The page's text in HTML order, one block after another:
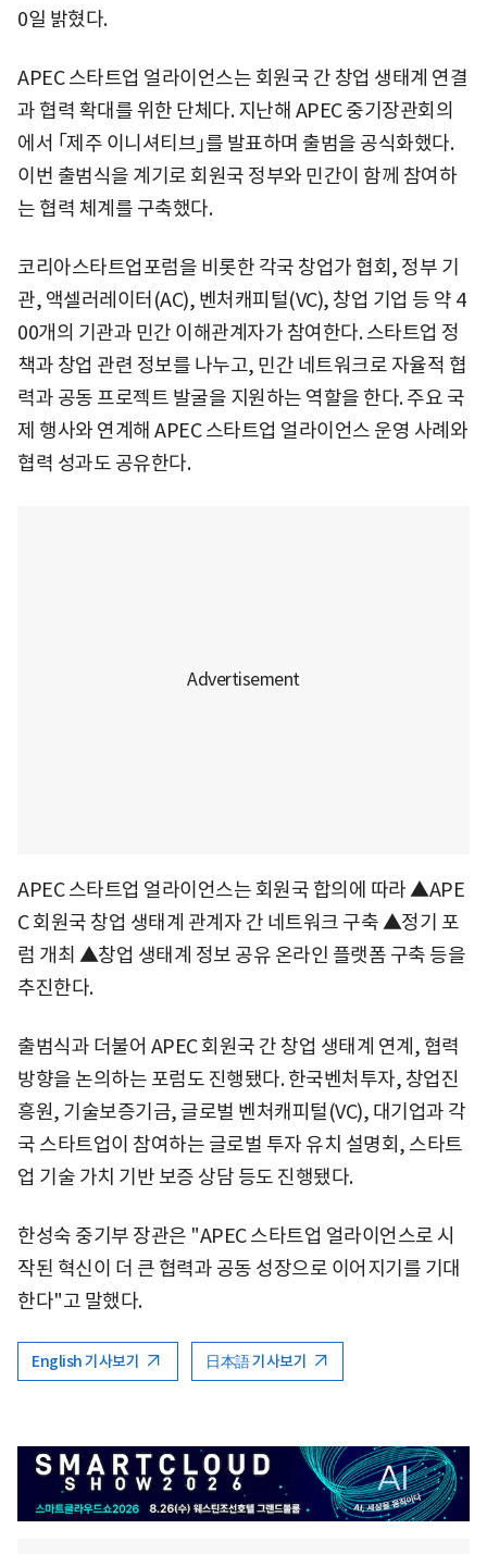
0일 밝혔다.
APEC 스타트업 얼라이언스는 회원국 간 창업 생태계 연결
과 협력 확대를 위한 단체다. 지난해 APEC 중기장관회의
에서 ｢제주 이니셔티브｣를 발표하며 출범을 공식화했다.
이번 출범식을 계기로 회원국 정부와 민간이 함께 참여하
는 협력 체계를 구축했다.
코리아스타트업포럼을 비롯한 각국 창업가 협회, 정부 기
관, 액셀러레이터(AC), 벤처캐피털(VC), 창업 기업 등 약 4
00개의 기관과 민간 이해관계자가 참여한다. 스타트업 정
책과 창업 관련 정보를 나누고, 민간 네트워크로 자율적 협
력과 공동 프로젝트 발굴을 지원하는 역할을 한다. 주요 국
제 행사와 연계해 APEC 스타트업 얼라이언스 운영 사례와
협력 성과도 공유한다.
APEC 스타트업 얼라이언스는 회원국 합의에 따라 ▲APE
C 회원국 창업 생태계 관계자 간 네트워크 구축 ▲정기 포
럼 개최 ▲창업 생태계 정보 공유 온라인 플랫폼 구축 등을
추진한다.
출범식과 더불어 APEC 회원국 간 창업 생태계 연계, 협력
방향을 논의하는 포럼도 진행됐다. 한국벤처투자, 창업진
흥원, 기술보증기금, 글로벌 벤처캐피털(VC), 대기업과 각
국 스타트업이 참여하는 글로벌 투자 유치 설명회, 스타트
업 기술 가치 기반 보증 상담 등도 진행됐다.
한성숙 중기부 장관은 "APEC 스타트업 얼라이언스로 시
작된 혁신이 더 큰 협력과 공동 성장으로 이어지기를 기대
한다"고 말했다.
English 기사보기 日本語 기사보기